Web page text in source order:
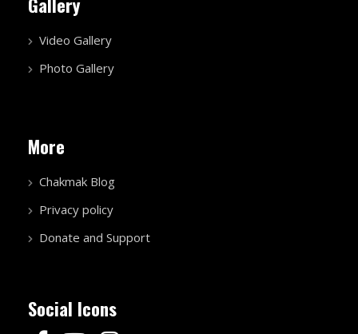
Video Gallery
Photo Gallery
More
Chakmak Blog
Privacy policy
Donate and Support
Social Icons